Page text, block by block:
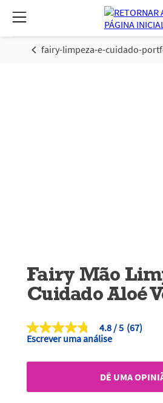
fairy-limpeza-e-cuidado-
Fairy Mão
Cuidado Aloé
4.8
de
estrelas,
de
4.8
(67)
Escrever uma análise
DÊ UMA